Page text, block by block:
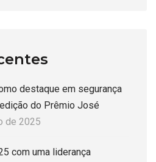
destaque em segurança
do Prêmio José
de 2025
com uma liderança